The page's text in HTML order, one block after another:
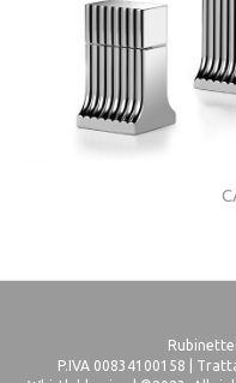
P.IVA 00834100158 |